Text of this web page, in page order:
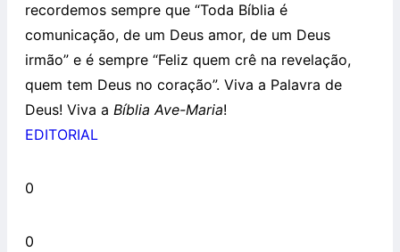
recordemos sempre que “Toda Bíblia é
comunicação, de um Deus amor, de um Deus
irmão” e é sempre “Feliz quem crê na revelação,
quem tem Deus no coração”. Viva a Palavra de
Deus! Viva a Bíblia Ave-Maria!
EDITORIAL
0
0